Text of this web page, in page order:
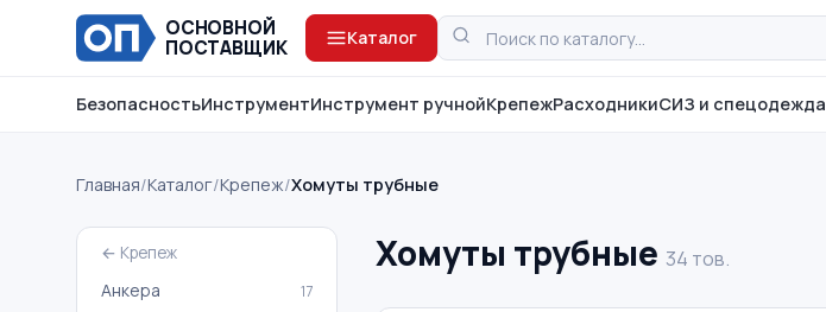
ОСНОВНОЙ
ПОСТАВЩИК
Каталог
БезопасностьИнструментИнструмент ручнойКрепежРасходникиСИЗ и спецодежда
Главная/Каталог/Крепеж/Хомуты трубные
← Крепеж
Анкера 17
Хомуты трубные 34 тов.